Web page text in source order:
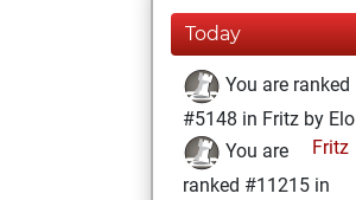
Today
You are ranked
#5148 in Fritz by Elo
Fritz
You are
ranked #11215 in